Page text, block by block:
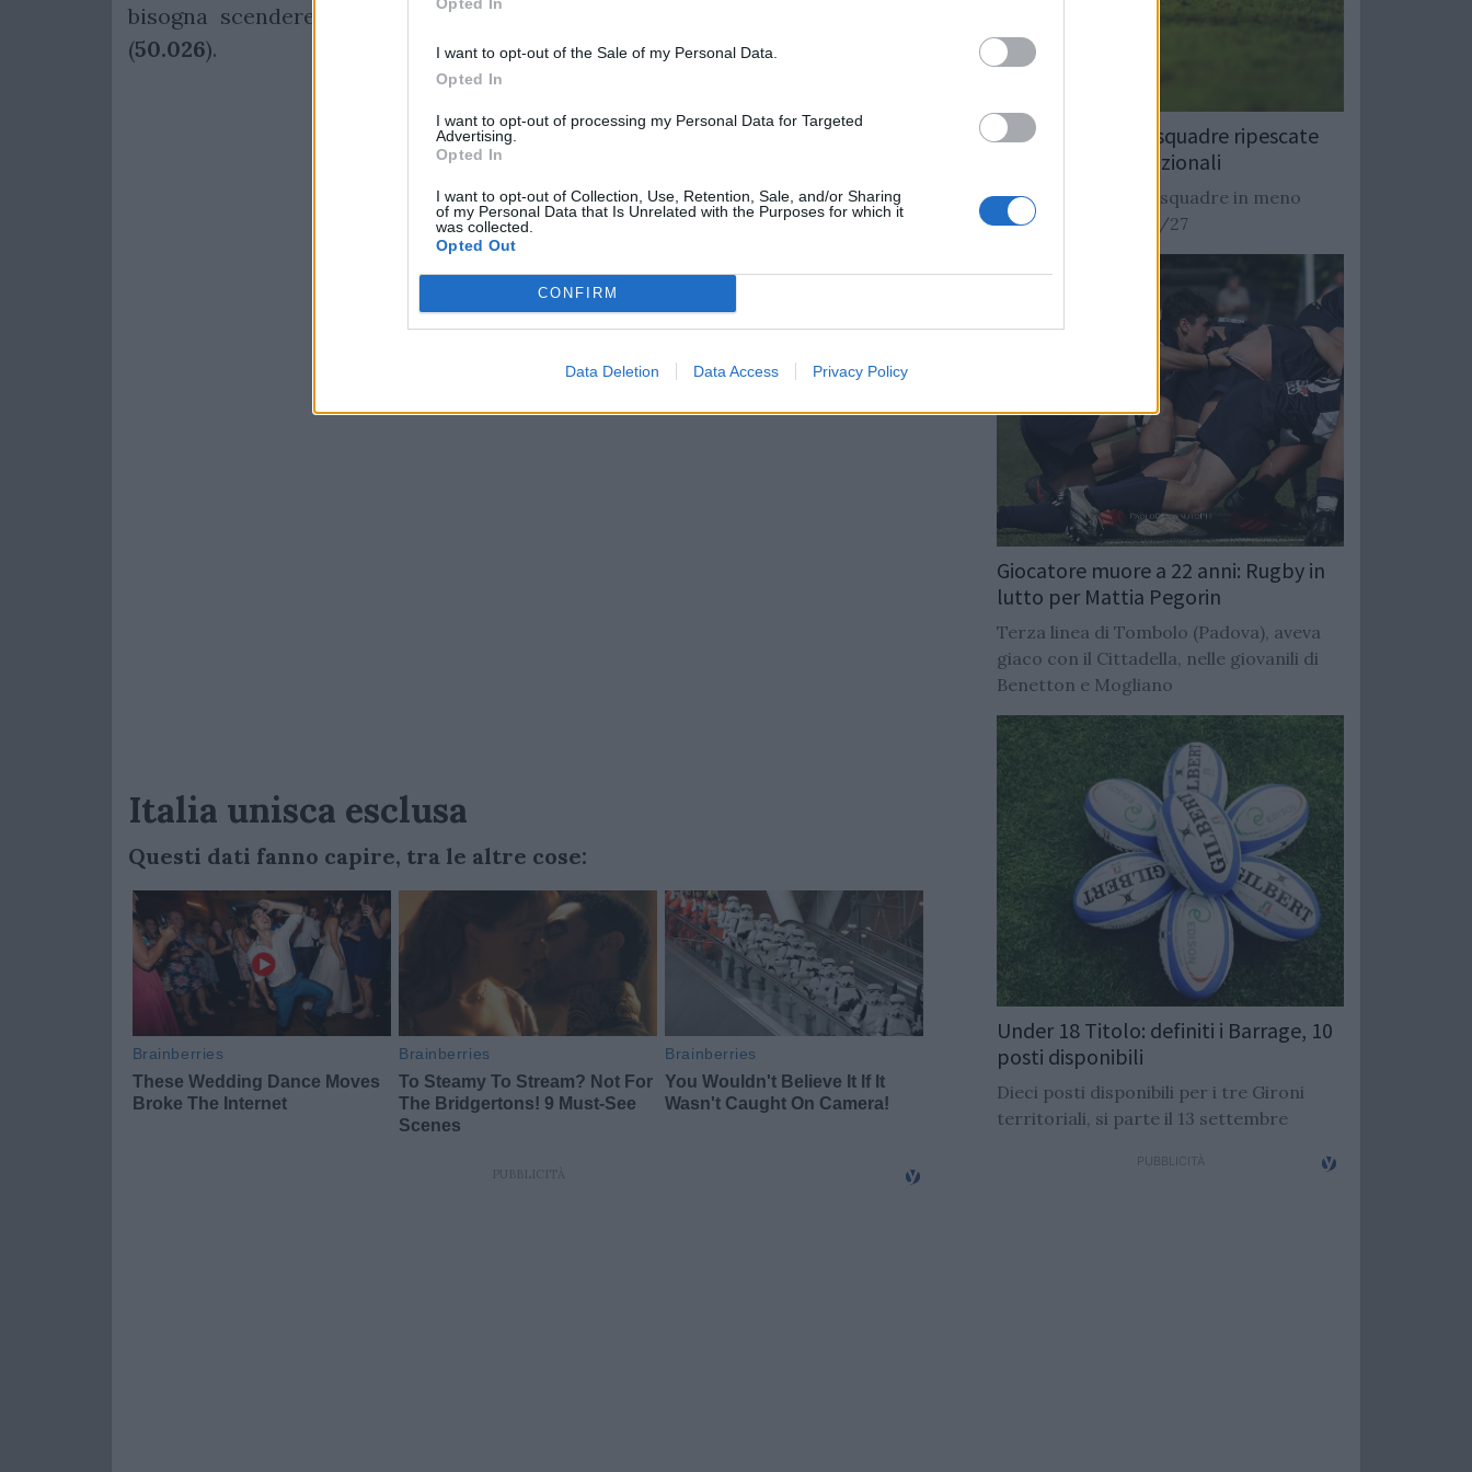
I want to opt-out of the Sale of my Personal Data.
Opted In
I want to opt-out of processing my Personal Data for Targeted
Advertising.
Opted In
I want to opt-out of Collection, Use, Retention, Sale, and/or Sharing
of my Personal Data that Is Unrelated with the Purposes for which it
was collected.
Opted Out
CONFIRM
Data Deletion Data Access Privacy Policy
bisogna scendere al 10° posto, con il derby sudafricano
(50.026).
Italia unisca esclusa
Questi dati fanno capire, tra le altre cose:
Rugby: Record di squadre ripescate
nei campionati nazionali
Si stimano oltre 20 squadre in meno
dalla stagione 2026/27
Giocatore muore a 22 anni: Rugby in
lutto per Mattia Pegorin
Terza linea di Tombolo (Padova), aveva
giaco con il Cittadella, nelle giovanili di
Benetton e Mogliano
Under 18 Titolo: definiti i Barrage, 10
posti disponibili
Dieci posti disponibili per i tre Gironi
territoriali, si parte il 13 settembre